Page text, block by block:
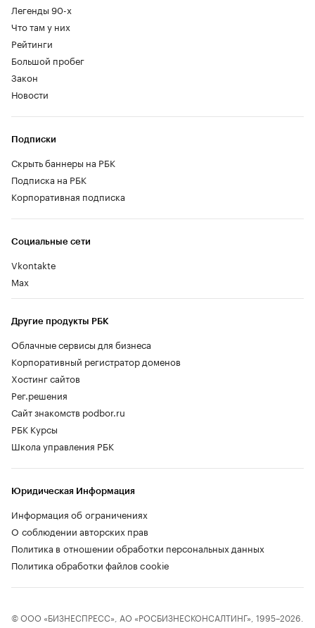
Легенды 90-х
Что там у них
Рейтинги
Большой пробег
Закон
Новости
Социальные сети
Vkontakte
Max
Другие продукты РБК
Облачные сервисы для бизнеса
Корпоративный регистратор доменов
Хостинг сайтов
Рег.решения
Сайт знакомств podbor.ru
РБК Курсы
Школа управления РБК
Подписки
Скрыть баннеры на РБК
Подписка на РБК
Корпоративная подписка
Юридическая Информация
Информация об ограничениях
О соблюдении авторских прав
Политика в отношении обработки персональных данных
Политика обработки файлов cookie
© ООО «БИЗНЕСПРЕСС», АО «РОСБИЗНЕСКОНСАЛТИНГ», 1995–2026.